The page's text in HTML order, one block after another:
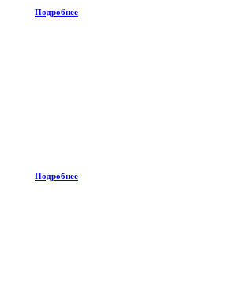
Подробнее
Подробнее